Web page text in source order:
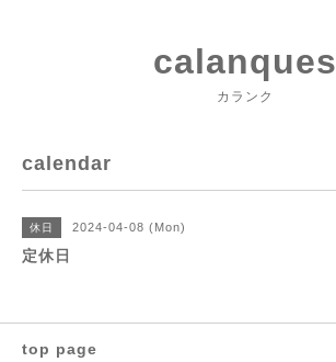
calanques
カランク
calendar
休日 2024-04-08 (Mon)
定休日
top page